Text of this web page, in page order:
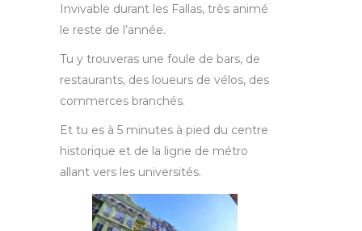
Invivable durant les Fallas, très animé
le reste de l’année.
Tu y trouveras une foule de bars, de
restaurants, des loueurs de vélos, des
commerces branchés.
Et tu es à 5 minutes à pied du centre
historique et de la ligne de métro
allant vers les universités.